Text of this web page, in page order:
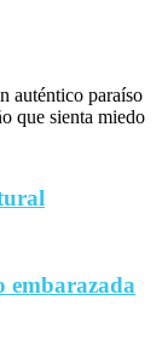
auténtico paraíso
que sienta miedo
embarazada